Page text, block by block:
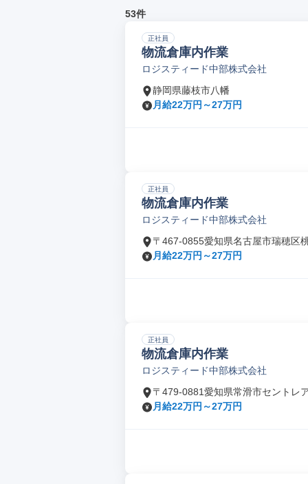
53件
正社員
物流倉庫内作業
ロジスティード中部株式会社
静岡県藤枝市八幡
月給22万円～27万円
正社員
物流倉庫内作業
ロジスティード中部株式会社
〒467-0855愛知県名古屋市瑞穂区
月給22万円～27万円
正社員
物流倉庫内作業
ロジスティード中部株式会社
〒479-0881愛知県常滑市セントレ
月給22万円～27万円